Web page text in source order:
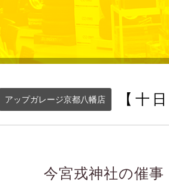
アップガレージ京都八幡店 【十
今宮戎神社の催事